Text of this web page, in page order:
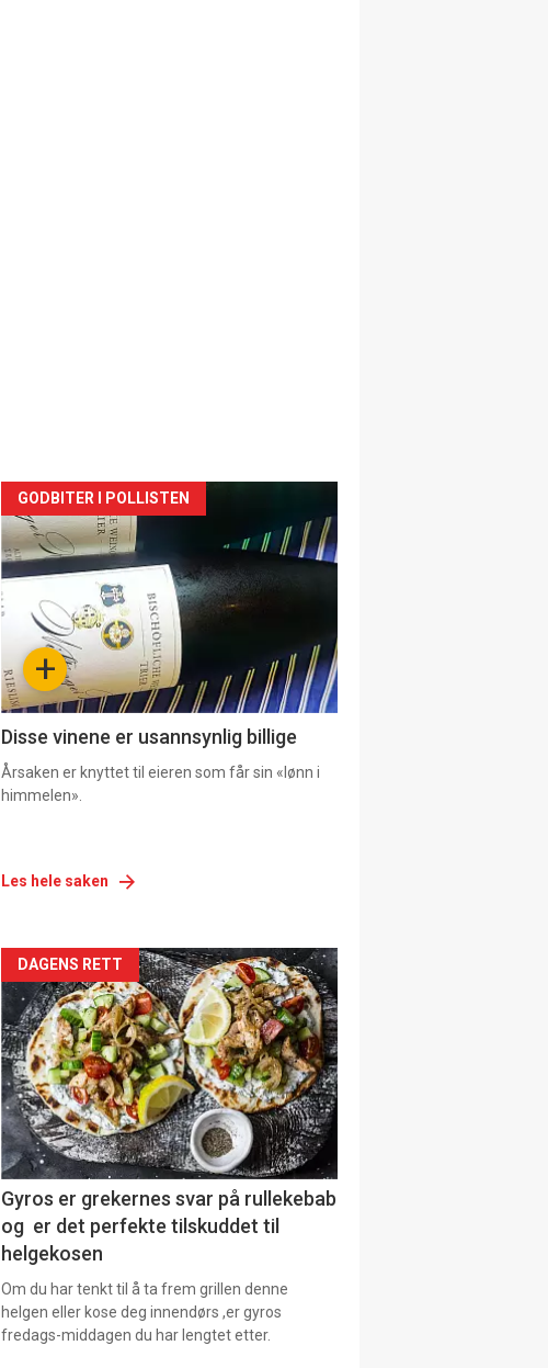
Forsiden
akkurat
nå
3 +
GODBITER I POLLISTEN
Disse vinene er usannsynlig billige
Årsaken er knyttet til eieren som får sin «lønn i
himmelen».
Les hele saken
Forsiden
akkurat
nå
-
6
DAGENS RETT
Gyros er grekernes svar på rullekebab
og er det perfekte tilskuddet til
helgekosen
Om du har tenkt til å ta frem grillen denne
helgen eller kose deg innendørs ,er gyros
fredags-middagen du har lengtet etter.